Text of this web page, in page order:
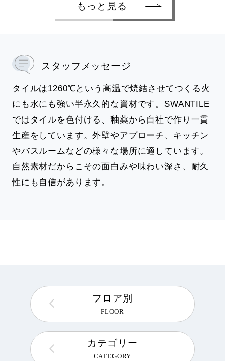
もっと見る
スタッフメッセージ
タイルは1260℃という高温で焼結させてつくる火
にも水にも強い半永久的な資材です。SWANTILE
ではタイルを色付ける、釉薬から自社で作り一貫
生産をしています。外壁やアプローチ、キッチン
やバスルームなどの様々な場所に適しています。
自然素材だからこその面白みや味わい深さ、耐久
性にも自信があります。
フロア別
FLOOR
カテゴリー
CATEGORY